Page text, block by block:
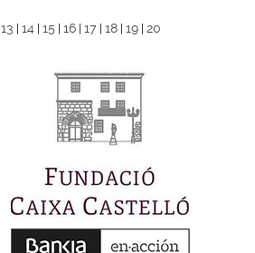
13 14 15 16 17 18 19 20